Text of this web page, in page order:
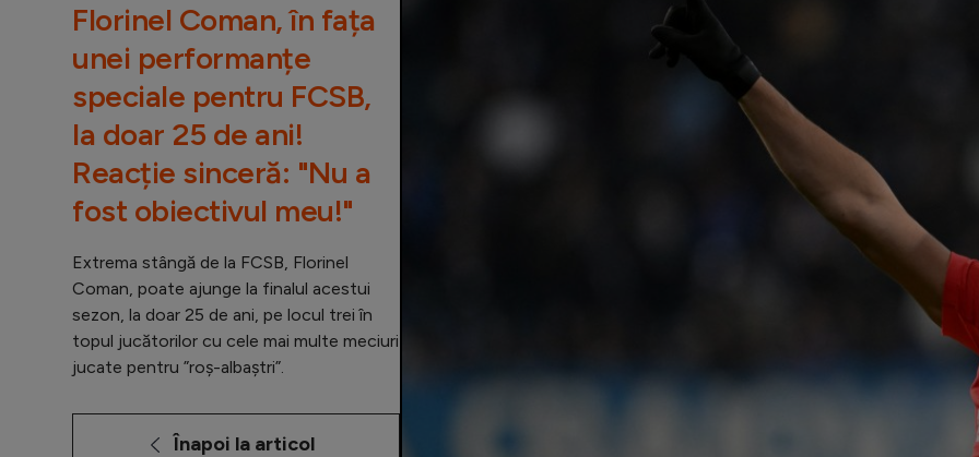
Florinel Coman, în fața
unei performanțe
speciale pentru FCSB,
la doar 25 de ani!
Reacție sinceră: "Nu a
fost obiectivul meu!"
Extrema stângă de la FCSB, Florinel
Coman, poate ajunge la finalul acestui
sezon, la doar 25 de ani, pe locul trei în
topul jucătorilor cu cele mai multe meciuri
jucate pentru ”roș-albaștri”.
Înapoi la articol